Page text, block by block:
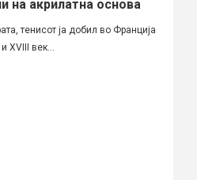
на акрилатна основа
тенисот ја добил во Франција
XVIII век...